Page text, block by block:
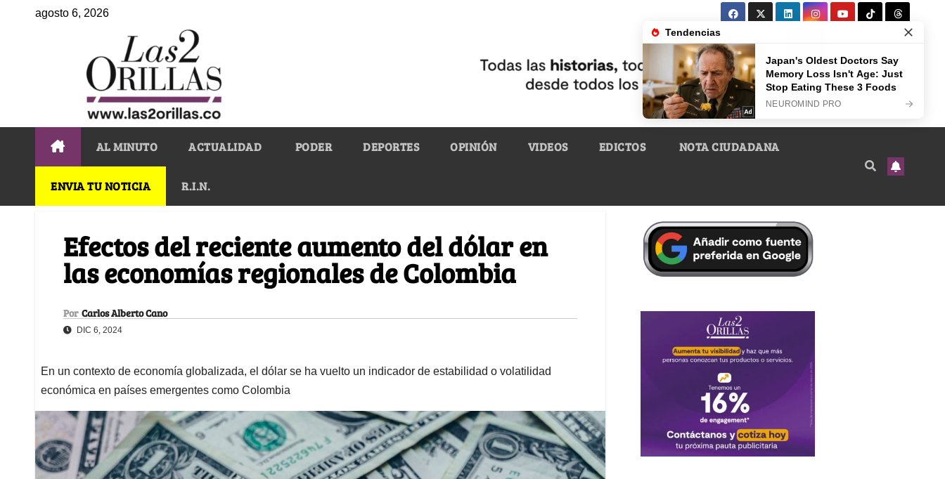
agosto 6, 2026
AL MINUTO ACTUALIDAD PODER DEPORTES OPINIÓN VIDEOS EDICTOS NOTA CIUDADANA
ENVIA TU NOTICIA R.I.N.
Efectos del reciente aumento del dólar en
las economías regionales de Colombia
Por Carlos Alberto Cano
DIC 6, 2024
En un contexto de economía globalizada, el dólar se ha vuelto un indicador de estabilidad o volatilidad
económica en países emergentes como Colombia